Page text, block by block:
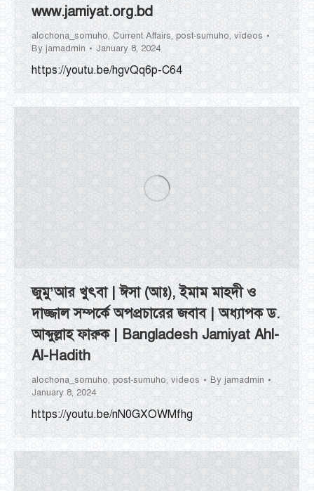
www.jamiyat.org.bd
alochona_somuho, Current Affairs, post-sumuho, videos
By jamadmin January 8, 2024
https://youtu.be/hgvQq6p-C64
জুমু’আর খুৎবা | ঈসা (আঃ), ইমাম মাহদী ও
দাজ্জাল সম্পর্কে অপপ্রচারের জবাব | অধ্যাপক ড.
আব্দুল্লাহ ফারুক | Bangladesh Jamiyat Ahl-
Al-Hadith
alochona_somuho, post-sumuho, videos By jamadmin
January 8, 2024
https://youtu.be/nN0GXOWMfhg